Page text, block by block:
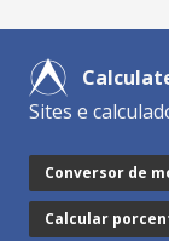
Sites e
Conversor de
Calcular